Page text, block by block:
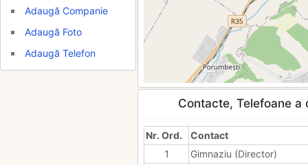
Adaugă Companie
Adaugă Foto
Adaugă Telefon
Contacte, Telefoane
Nr. Ord.
Contact
1
Gimnaziu (Director)